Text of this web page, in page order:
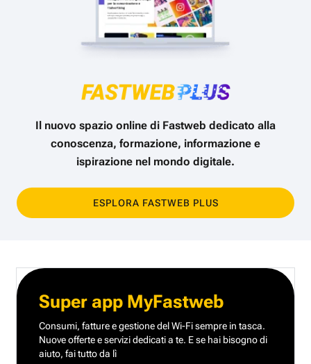
Il nuovo spazio online di Fastweb dedicato alla
conoscenza, formazione, informazione e
ispirazione nel mondo digitale.
ESPLORA FASTWEB PLUS
Super app MyFastweb
Consumi, fatture e gestione del Wi-Fi sempre in tasca.
Nuove offerte e servizi dedicati a te. E se hai bisogno di
aiuto, fai tutto da lì